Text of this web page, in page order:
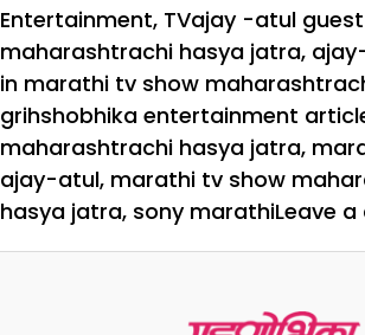
on
Entertainment, TVTags
ajay -atul
maharashtrachi hasya jatra,
in marathi tv show
grihshobhika entertainment
maharashtrachi hasya jatra,
ajay-atul, marathi tv show
hasya jatra, sony marathiLeave